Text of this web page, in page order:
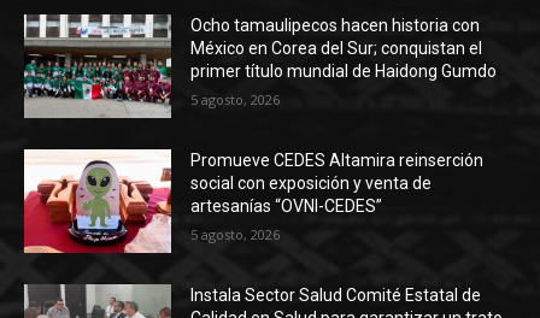
Ocho tamaulipecos hacen historia con
México en Corea del Sur; conquistan el
primer título mundial de Haidong Gumdo
5 agosto, 2026
Promueve CEDES Altamira reinserción
social con exposición y venta de
artesanías “OVNI-CEDES”
5 agosto, 2026
Instala Sector Salud Comité Estatal de